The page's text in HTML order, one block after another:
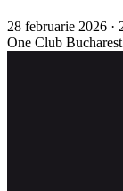
28 februarie 2026 ·
One Club Bucharest